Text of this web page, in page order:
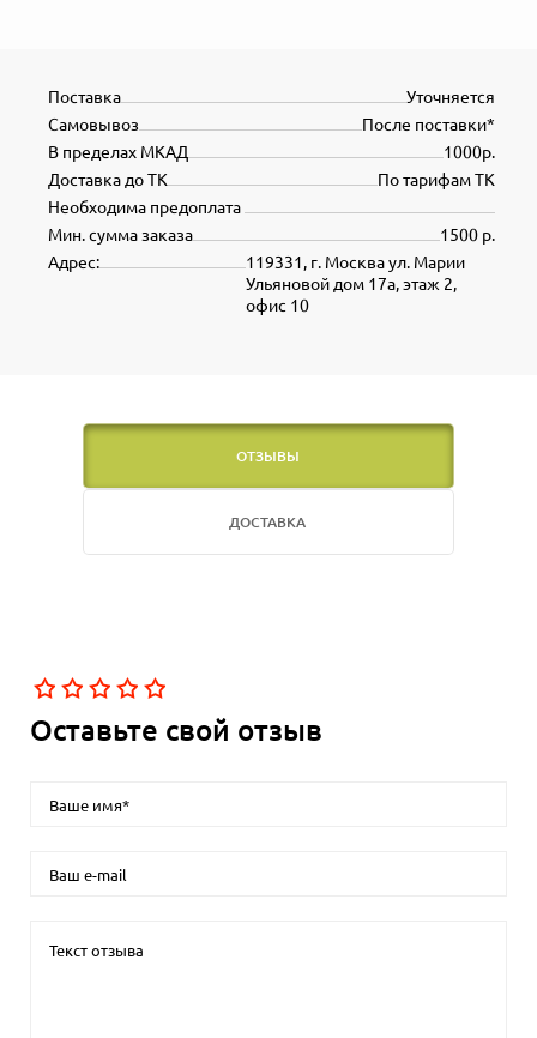
Уточняется
Поставка
После поставки*
Самовывоз
1000р.
В пределах МКАД
По тарифам ТК
Доставка до ТК
Необходима предоплата
1500 р.
Мин. сумма заказа
119331, г. Москва ул. Марии
Ульяновой дом 17а, этаж 2,
офис 10
Адрес:
ОТЗЫВЫ
ДОСТАВКА
Оставьте свой отзыв